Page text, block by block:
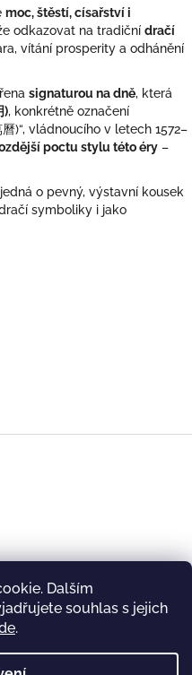
Dalším
souhlas s jejich
.
moc, štěstí, císařství i
odkazovat na tradiční dračí
vítání prosperity a odhánění
signaturou na dně, která
), konkrétně označení
)“, vládnoucího v letech 1572–
poctu stylu této éry –
o pevný, výstavní kousek
symboliky i jako
🖥️ Facebook 🖥️